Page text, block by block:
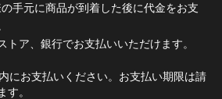
手元に商品が到着した後に代金をお支
トア、銀行でお支払いいただけます。
にお支払いください。お支払い期限は請
す。